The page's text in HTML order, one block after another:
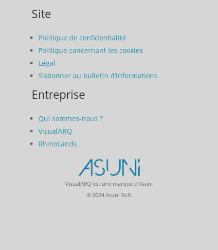
Site
Politique de confidentialité
Politique concernant les cookies
Légal
S’abonner au bulletin d’informations
Entreprise
Qui sommes-nous ?
VisualARQ
RhinoLands
VisualARQ est une marque d’Asuni
© 2024 Asuni Soft